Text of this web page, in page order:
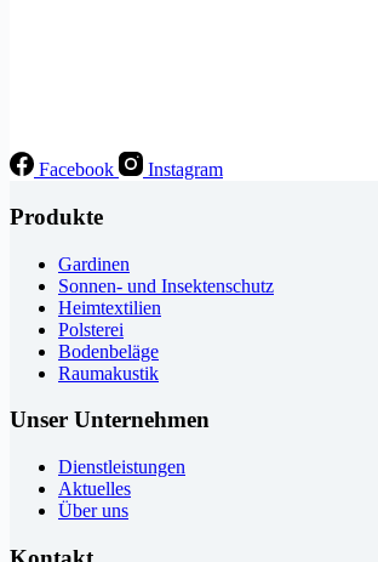
Facebook Instagram
Produkte
Gardinen
Sonnen- und Insektenschutz
Heimtextilien
Polsterei
Bodenbeläge
Raumakustik
Unser Unternehmen
Dienstleistungen
Aktuelles
Über uns